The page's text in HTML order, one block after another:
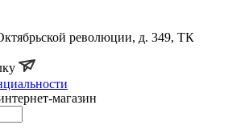
революции, д. 349, ТК
магазин